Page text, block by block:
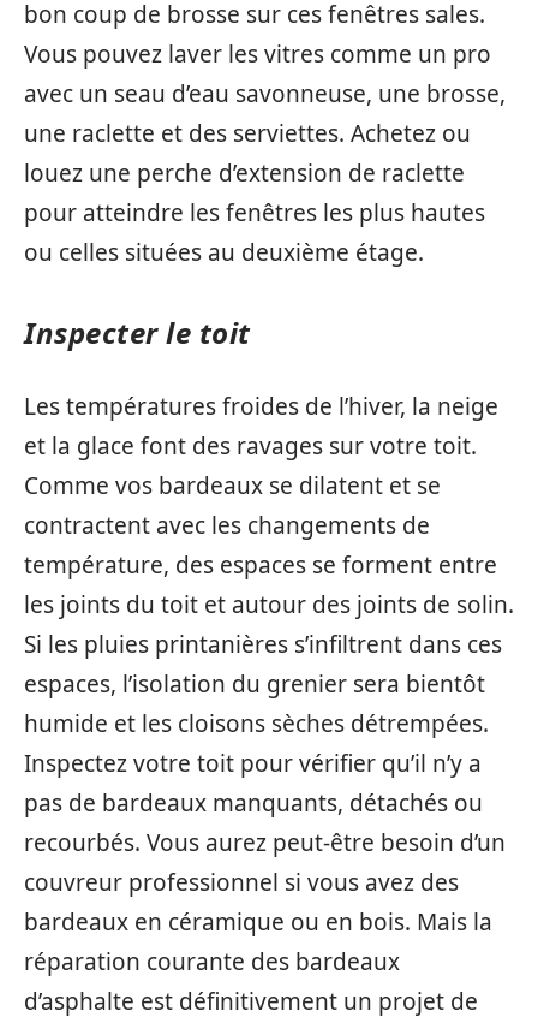
bon coup de brosse sur ces fenêtres sales.
Vous pouvez laver les vitres comme un pro
avec un seau d’eau savonneuse, une brosse,
une raclette et des serviettes. Achetez ou
louez une perche d’extension de raclette
pour atteindre les fenêtres les plus hautes
ou celles situées au deuxième étage.
Inspecter le toit
Les températures froides de l’hiver, la neige
et la glace font des ravages sur votre toit.
Comme vos bardeaux se dilatent et se
contractent avec les changements de
température, des espaces se forment entre
les joints du toit et autour des joints de solin.
Si les pluies printanières s’infiltrent dans ces
espaces, l’isolation du grenier sera bientôt
humide et les cloisons sèches détrempées.
Inspectez votre toit pour vérifier qu’il n’y a
pas de bardeaux manquants, détachés ou
recourbés. Vous aurez peut-être besoin d’un
couvreur professionnel si vous avez des
bardeaux en céramique ou en bois. Mais la
réparation courante des bardeaux
d’asphalte est définitivement un projet de